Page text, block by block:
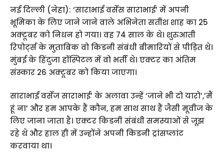
नई दिल्ली (नेहा): ‘साराभाई वर्सेस साराभाई’ में अपनी
भूमिका के लिए जाने जाने वाले अभिनेता सतीश शाह का 25
अक्टूबर को निधन हो गया। वह 74 साल के थे। शुरुआती
रिपोर्ट्स के मुताबिक वो किडनी संबंधी बीमारियों से पीड़ित थे।
मुंबई के हिंदुजा हॉस्पिटल में वो भर्ती थे। एक्टर का अंतिम
संस्कार 26 अक्टूबर को किया जाएगा।
साराभाई वर्सेज साराभाई’ के अलावा उन्हें ‘जाने भी दो यारो’,’मैं
हूं ना’ और हम आपके हैं कौन, हम साथ साथ हैं जैसी मूवीज के
लिए जाना जाता है। एक्टर किडनी संबंधी समस्याओं से जूझ
रहे थे और हाल ही में उन्होंने अपनी किडनी ट्रांसप्लांट
करवाया था।